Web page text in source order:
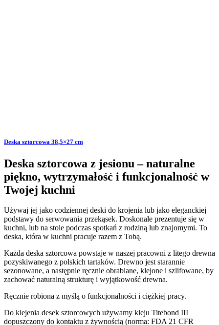
Deska sztorcowa 38,5×27 cm
Deska sztorcowa z jesionu – naturalne
piękno, wytrzymałość i funkcjonalność w
Twojej kuchni
Używaj jej jako codziennej deski do krojenia lub jako eleganckiej
podstawy do serwowania przekąsek. Doskonale prezentuje się w
kuchni, lub na stole podczas spotkań z rodziną lub znajomymi. To
deska, która w kuchni pracuje razem z Tobą.
Każda deska sztorcowa powstaje w naszej pracowni z litego drewna
pozyskiwanego z polskich tartaków. Drewno jest starannie
sezonowane, a następnie ręcznie obrabiane, klejone i szlifowane, by
zachować naturalną strukturę i wyjątkowość drewna.
Ręcznie robiona z myślą o funkcjonalności i ciężkiej pracy.
Do klejenia desek sztorcowych używamy kleju Titebond III
dopuszczony do kontaktu z żywnością (norma: FDA 21 CFR